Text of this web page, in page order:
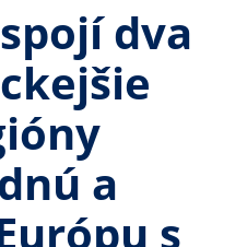
dva
a
s